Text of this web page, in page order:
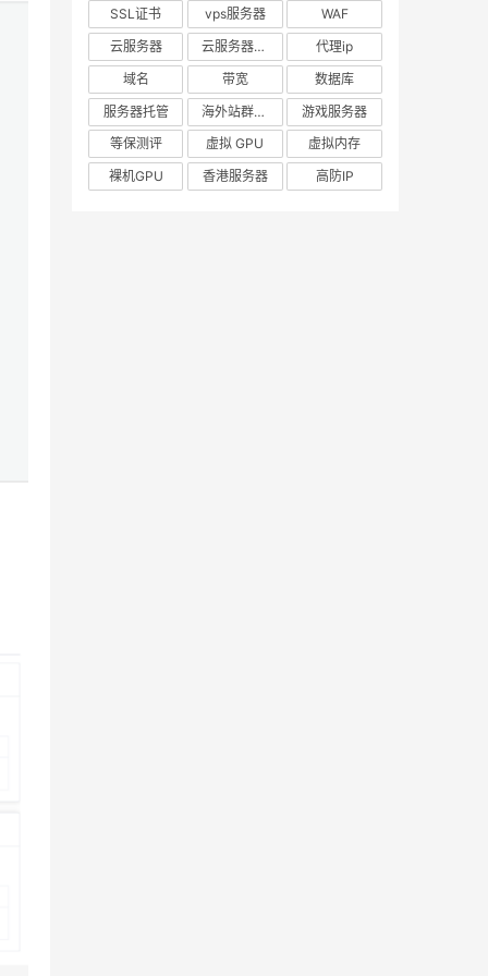
SSL证书 vps服务器
WAF
云服务器
云服务器出租
代理ip
域名
带宽
数据库
服务器托管
海外站群服务器
游戏服务器
等保测评
虚拟 GPU
虚拟内存
裸机GPU
香港服务器 高防IP